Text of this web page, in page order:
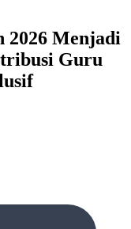
2026 Menjadi
Guru